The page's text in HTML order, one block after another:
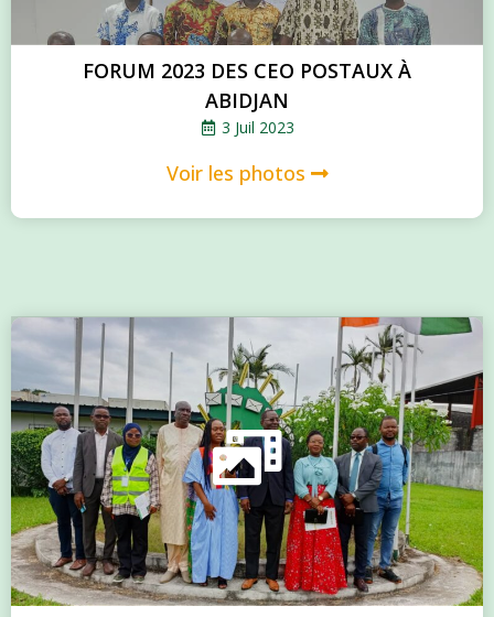
FORUM 2023 DES CEO POSTAUX À
ABIDJAN
3 Juil 2023
Voir les photos